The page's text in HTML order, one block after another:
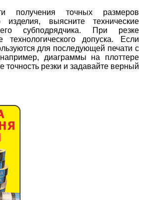
получения точных размеров
изделия, выясните технические
субподрядчика. При резке
технологического допуска. Если
для последующей печати с
диаграммы на плоттере
точность резки и задавайте верный